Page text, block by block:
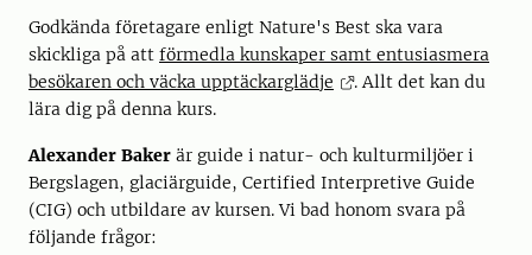
Godkända företagare enligt Nature's Best ska vara
skickliga på att förmedla kunskaper samt entusiasmera
besökaren och väcka upptäckarglädje
. Allt det kan du
lära dig på denna kurs.
Alexander Baker är guide i natur- och kulturmiljöer i
Bergslagen, glaciärguide, Certified Interpretive Guide
(CIG) och utbildare av kursen. Vi bad honom svara på
följande frågor: